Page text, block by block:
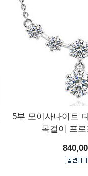
5부 모이사나이트
목걸이 프